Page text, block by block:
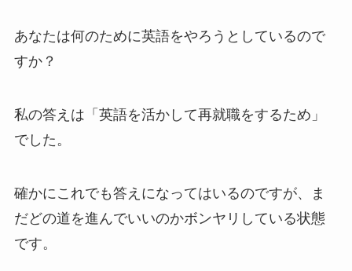
あなたは何のために英語をやろうとしているので
すか？
私の答えは「英語を活かして再就職をするため」
でした。
確かにこれでも答えになってはいるのですが、ま
だどの道を進んでいいのかボンヤリしている状態
です。